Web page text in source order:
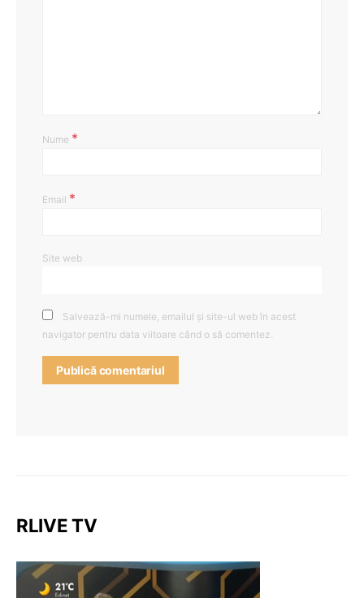
Nume *
Email *
Site web
Salvează-mi numele, emailul și site-ul web în acest
navigator pentru data viitoare când o să comentez.
RLIVE TV